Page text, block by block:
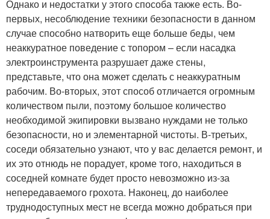
Однако и недостатки у этого способа также есть. Во-
первых, несоблюдение техники безопасности в данном
случае способно натворить еще больше беды, чем
неаккуратное поведение с топором – если насадка
электроинструмента разрушает даже стены,
представьте, что она может сделать с неаккуратным
рабочим. Во-вторых, этот способ отличается огромным
количеством пыли, поэтому большое количество
необходимой экипировки вызвано нуждами не только
безопасности, но и элементарной чистоты. В-третьих,
соседи обязательно узнают, что у вас делается ремонт, и
их это отнюдь не порадует, кроме того, находиться в
соседней комнате будет просто невозможно из-за
непередаваемого грохота. Наконец, до наиболее
труднодоступных мест не всегда можно добраться при